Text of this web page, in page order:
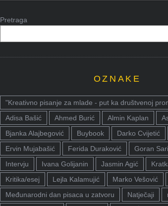
Pretraga
OZNAKE
"Kreativno pisanje za mlade - put ka društvenoj
Adisa Bašić
Ahmed Burić Almin Kaplan
Bjanka Alajbegović
Buybook Darko Cvijetić
Ervin Mujabašić
Ferida Duraković Goran
Intervju
Ivana Golijanin Jasmin Agić
Kritika/esej
Lejla Kalamujić Marko Vešović
Međunarodni dan pisaca u zatvoru
Natječaji